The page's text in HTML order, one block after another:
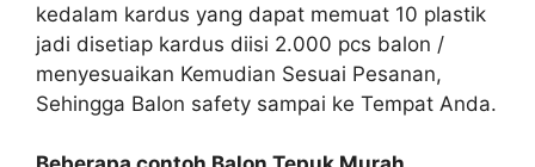
kedalam kardus yang dapat memuat 10 plastik
jadi disetiap kardus diisi 2.000 pcs balon /
menyesuaikan Kemudian Sesuai Pesanan,
Sehingga Balon safety sampai ke Tempat Anda.